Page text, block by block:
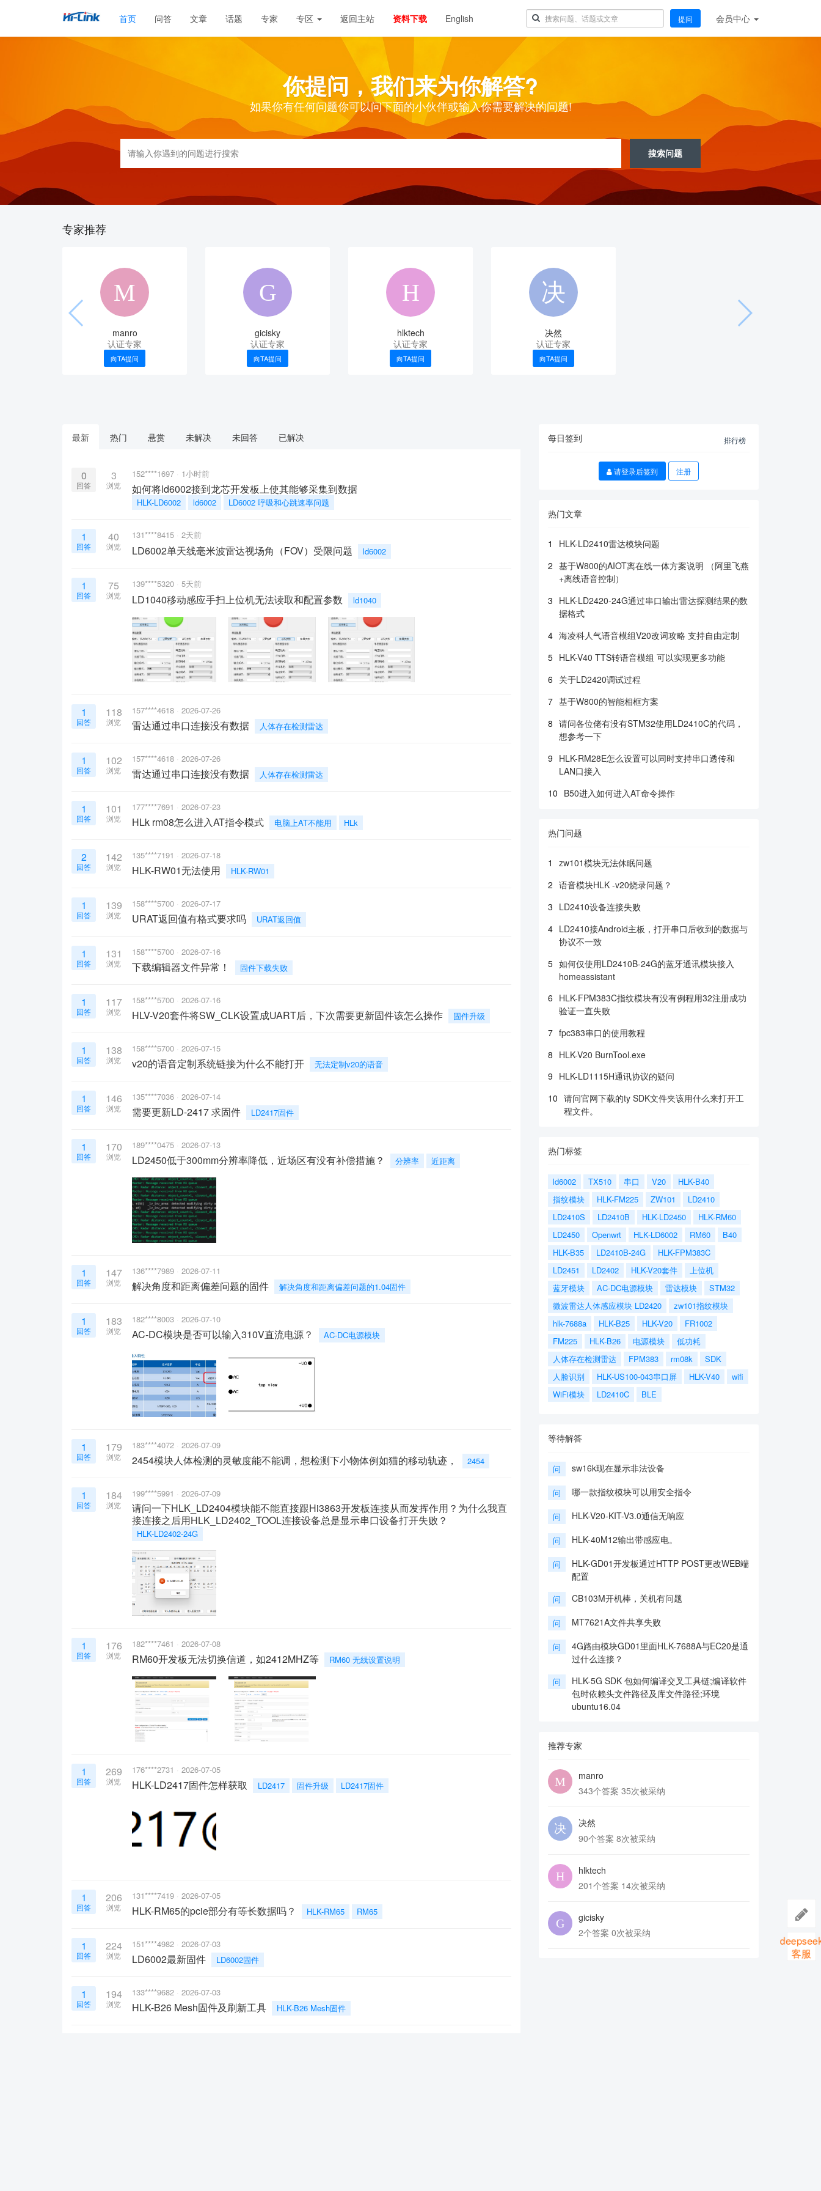
首页 问答 文章 话题 专家 专区 返回主站 资料下载 English 提问 会员中心
你提问，我们来为你解答?
如果你有任何问题你可以问下面的小伙伴或输入你需要解决的问题!
搜索问题
专家推荐
manro
认证专家
向TA提问
gicisky
认证专家
向TA提问
hlktech
认证专家
向TA提问
决然
认证专家
向TA提问
最新 热门 悬赏 未解决 未回答 已解决
0
回答
3
浏览
152****1697 1小时前
如何将ld6002接到龙芯开发板上使其能够采集到数据
HLK-LD6002 ld6002 LD6002 呼吸和心跳速率问题
1
回答
40
浏览
131****8415 2天前
LD6002单天线毫米波雷达视场角（FOV）受限问题 ld6002
1
回答
75
浏览
139****5320 5天前
LD1040移动感应手扫上位机无法读取和配置参数 ld1040
1
回答
118
浏览
157****4618 2026-07-26
雷达通过串口连接没有数据 人体存在检测雷达
1
回答
102
浏览
157****4618 2026-07-26
雷达通过串口连接没有数据 人体存在检测雷达
1
回答
101
浏览
177****7691 2026-07-23
HLk rm08怎么进入AT指令模式 电脑上AT不能用 HLk
2
回答
142
浏览
135****7191 2026-07-18
HLK-RW01无法使用 HLK-RW01
1
回答
139
浏览
158****5700 2026-07-17
URAT返回值有格式要求吗 URAT返回值
1
回答
131
浏览
158****5700 2026-07-16
下载编辑器文件异常！ 固件下载失败
1
回答
117
浏览
158****5700 2026-07-16
HLV-V20套件将SW_CLK设置成UART后，下次需要更新固件该怎么操作 固件升级
1
回答
138
浏览
158****5700 2026-07-15
v20的语音定制系统链接为什么不能打开 无法定制v20的语音
1
回答
146
浏览
135****7036 2026-07-14
需要更新LD-2417 求固件 LD2417固件
1
回答
170
浏览
189****0475 2026-07-13
LD2450低于300mm分辨率降低，近场区有没有补偿措施？ 分辨率 近距离
1
回答
147
浏览
136****7989 2026-07-11
解决角度和距离偏差问题的固件 解决角度和距离偏差问题的1.04固件
1
回答
183
浏览
182****8003 2026-07-10
AC-DC模块是否可以输入310V直流电源？ AC-DC电源模块
1
回答
179
浏览
183****4072 2026-07-09
2454模块人体检测的灵敏度能不能调，想检测下小物体例如猫的移动轨迹， 2454
1
回答
184
浏览
199****5991 2026-07-09
请问一下HLK_LD2404模块能不能直接跟Hi3863开发板连接从而发挥作用？为什么我直
接连接之后用HLK_LD2402_TOOL连接设备总是显示串口设备打开失败？
HLK-LD2402-24G
1
回答
176
浏览
182****7461 2026-07-08
RM60开发板无法切换信道，如2412MHZ等 RM60 无线设置说明
1
回答
269
浏览
176****2731 2026-07-05
HLK-LD2417固件怎样获取 LD2417 固件升级 LD2417固件
1
回答
206
浏览
131****7419 2026-07-05
HLK-RM65的pcie部分有等长数据吗？ HLK-RM65 RM65
1
回答
224
浏览
151****4982 2026-07-03
LD6002最新固件 LD6002固件
1
回答
194
浏览
133****9682 2026-07-03
HLK-B26 Mesh固件及刷新工具 HLK-B26 Mesh固件
每日签到 排行榜
请登录后签到 注册
热门文章
1
HLK-LD2410雷达模块问题
2 基于W800的AIOT离在线一体方案说明 （阿里飞燕
+离线语音控制）
3 HLK-LD2420-24G通过串口输出雷达探测结果的数
据格式
4 海凌科人气语音模组V20改词攻略 支持自由定制
5 HLK-V40 TTS转语音模组 可以实现更多功能
6 关于LD2420调试过程
7 基于W800的智能相框方案
8 请问各位佬有没有STM32使用LD2410C的代码，
想参考一下
9 HLK-RM28E怎么设置可以同时支持串口透传和
LAN口接入
10 B50进入如何进入AT命令操作
热门问题
1
zw101模块无法休眠问题
2 语音模块HLK -v20烧录问题？
3 LD2410设备连接失败
4 LD2410接Android主板，打开串口后收到的数据与
协议不一致
5 如何仅使用LD2410B-24G的蓝牙通讯模块接入
homeassistant
6 HLK-FPM383C指纹模块有没有例程用32注册成功
验证一直失败
7 fpc383串口的使用教程
8 HLK-V20 BurnTool.exe
9 HLK-LD1115H通讯协议的疑问
10 请问官网下载的ty SDK文件夹该用什么来打开工
程文件。
热门标签
ld6002 TX510 串口 V20
HLK-B40
指纹模块
HLK-FM225 ZW101
LD2410
LD2410S
LD2410B HLK-LD2450
HLK-RM60
LD2450
Openwrt HLK-LD6002 RM60
B40
HLK-B35
LD2410B-24G
HLK-FPM383C
LD2451
LD2402 HLK-V20套件
上位机
蓝牙模块
AC-DC电源模块 雷达模块
STM32
微波雷达人体感应模块 LD2420
zw101指纹模块
hlk-7688a
HLK-B25 HLK-V20
FR1002
FM225
HLK-B26 电源模块
低功耗
人体存在检测雷达
FPM383 rm08k
SDK
人脸识别
HLK-US100-043串口屏 HLK-V40
wifi
WiFi模块
LD2410C BLE
等待解答
问 sw16k现在显示非法设备
问 哪一款指纹模块可以用安全指令
问 HLK-V20-KIT-V3.0通信无响应
问 HLK-40M12输出带感应电。
问
HLK-GD01开发板通过HTTP POST更改WEB端
配置
问 CB103M开机棒，关机有问题
问 MT7621A文件共享失败
问
4G路由模块GD01里面HLK-7688A与EC20是通
过什么连接？
问
HLK-5G SDK 包如何编译交叉工具链;编译软件
包时依赖头文件路径及库文件路径;环境
ubuntu16.04
推荐专家
manro
343个答案 35次被采纳
决然
90个答案 8次被采纳
hlktech
201个答案 14次被采纳
gicisky
2个答案 0次被采纳
deepseek
客服